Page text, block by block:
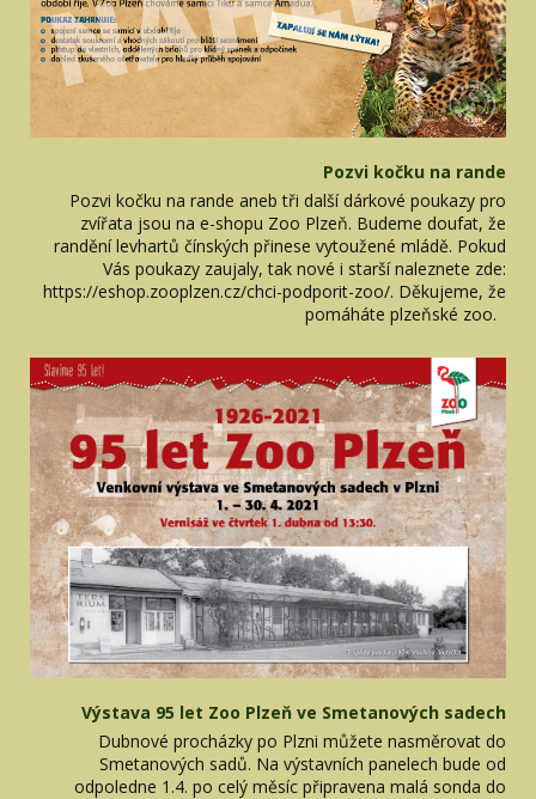
Pozvi kočku na rande
Pozvi kočku na rande aneb tři další dárkové poukazy pro
zvířata jsou na e-shopu Zoo Plzeň. Budeme doufat, že
randění levhartů čínských přinese vytoužené mládě. Pokud
Vás poukazy zaujaly, tak nové i starší naleznete zde:
https://eshop.zooplzen.cz/chci-podporit-zoo/. Děkujeme, že
pomáháte plzeňské zoo.
Výstava 95 let Zoo Plzeň ve Smetanových sadech
Dubnové procházky po Plzni můžete nasměrovat do
Smetanových sadů. Na výstavních panelech bude od
odpoledne 1.4. po celý měsíc připravena malá sonda do